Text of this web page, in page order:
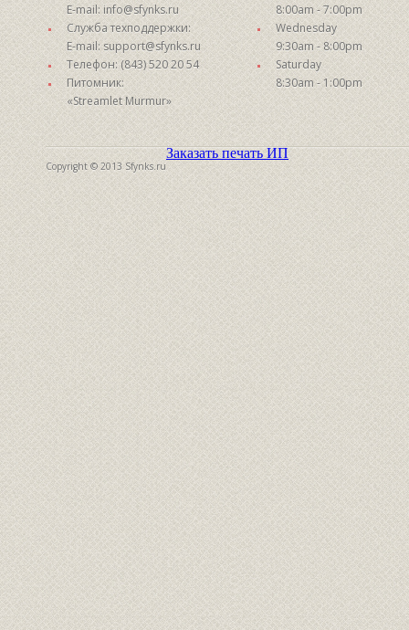
E-mail: info@sfynks.ru
Служба техподдержки:
E-mail: support@sfynks.ru
Телефон: (843) 520 20 54
Питомник:
«Streamlet Murmur»
8:00am - 7:00pm
Wednesday
9:30am - 8:00pm
Saturday
8:30am - 1:00pm
Copyright © 2013 Sfynks.ru
Заказать печать ИП